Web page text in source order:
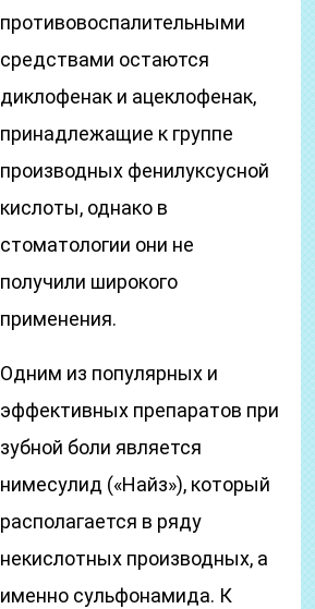
противовоспалительными
средствами остаются
диклофенак и ацеклофенак,
принадлежащие к группе
производных фенилуксусной
кислоты, однако в
стоматологии они не
получили широкого
применения.
Одним из популярных и
эффективных препаратов при
зубной боли является
нимесулид («Найз»), который
располагается в ряду
некислотных производных, а
именно сульфонамида. К